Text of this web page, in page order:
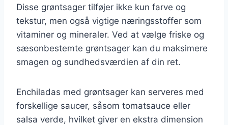
Disse grøntsager tilføjer ikke kun farve og
tekstur, men også vigtige næringsstoffer som
vitaminer og mineraler. Ved at vælge friske og
sæsonbestemte grøntsager kan du maksimere
smagen og sundhedsværdien af din ret.
Enchiladas med grøntsager kan serveres med
forskellige saucer, såsom tomatsauce eller
salsa verde, hvilket giver en ekstra dimension